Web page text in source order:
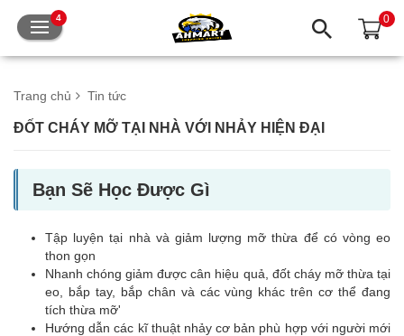
4 0
Trang chủ Tin tức
ĐỐT CHÁY MỠ TẠI NHÀ VỚI NHẢY HIỆN ĐẠI
Bạn Sẽ Học Được Gì
Tập luyện tại nhà và giảm lượng mỡ thừa để có vòng eo
thon gọn
Nhanh chóng giảm được cân hiệu quả, đốt cháy mỡ thừa tại
eo, bắp tay, bắp chân và các vùng khác trên cơ thể đang
tích thừa mỡ'
Hướng dẫn các kĩ thuật nhảy cơ bản phù hợp với người mới